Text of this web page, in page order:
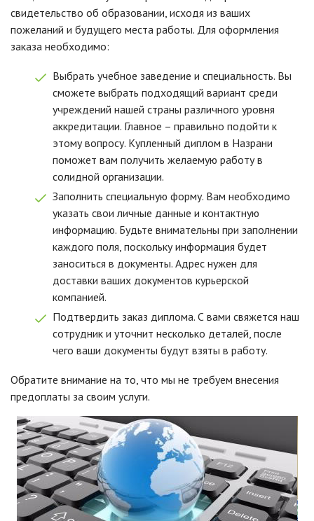
свидетельство об образовании, исходя из ваших
пожеланий и будущего места работы. Для оформления
заказа необходимо:
Выбрать учебное заведение и специальность. Вы
сможете выбрать подходящий вариант среди
учреждений нашей страны различного уровня
аккредитации. Главное – правильно подойти к
этому вопросу. Купленный диплом в Назрани
поможет вам получить желаемую работу в
солидной организации.
Заполнить специальную форму. Вам необходимо
указать свои личные данные и контактную
информацию. Будьте внимательны при заполнении
каждого поля, поскольку информация будет
заноситься в документы. Адрес нужен для
доставки ваших документов курьерской
компанией.
Подтвердить заказ диплома. С вами свяжется наш
сотрудник и уточнит несколько деталей, после
чего ваши документы будут взяты в работу.
Обратите внимание на то, что мы не требуем внесения
предоплаты за своим услуги.